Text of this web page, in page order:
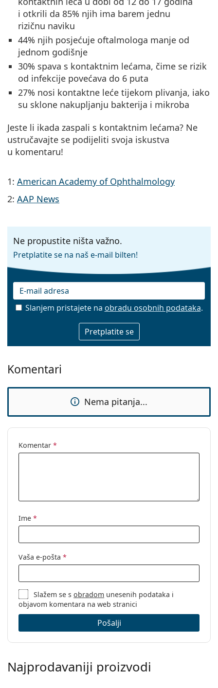
i otkrili da 85% njih ima barem jednu
rizičnu naviku
44% njih posjećuje oftalmologa manje od
jednom godišnje
30% spava s kontaktnim lećama, čime se rizik
od infekcije povećava do 6 puta
27% nosi kontaktne leće tijekom plivanja, iako
su sklone nakupljanju bakterija i mikroba
Jeste li ikada zaspali s kontaktnim lećama? Ne
ustručavajte se podijeliti svoja iskustva
u komentaru!
1: American Academy of Ophthalmology
2: AAP News
Ne propustite ništa važno.
Pretplatite se na naš e-mail bilten!
Slanjem pristajete na obradu osobnih podataka.
Komentari
Nema pitanja...
Komentar *
Ime *
Vaša e-pošta *
Slažem se sobradom unesenih podataka i
objavom komentara na web stranici
Pošalji
Najprodavaniji proizvodi